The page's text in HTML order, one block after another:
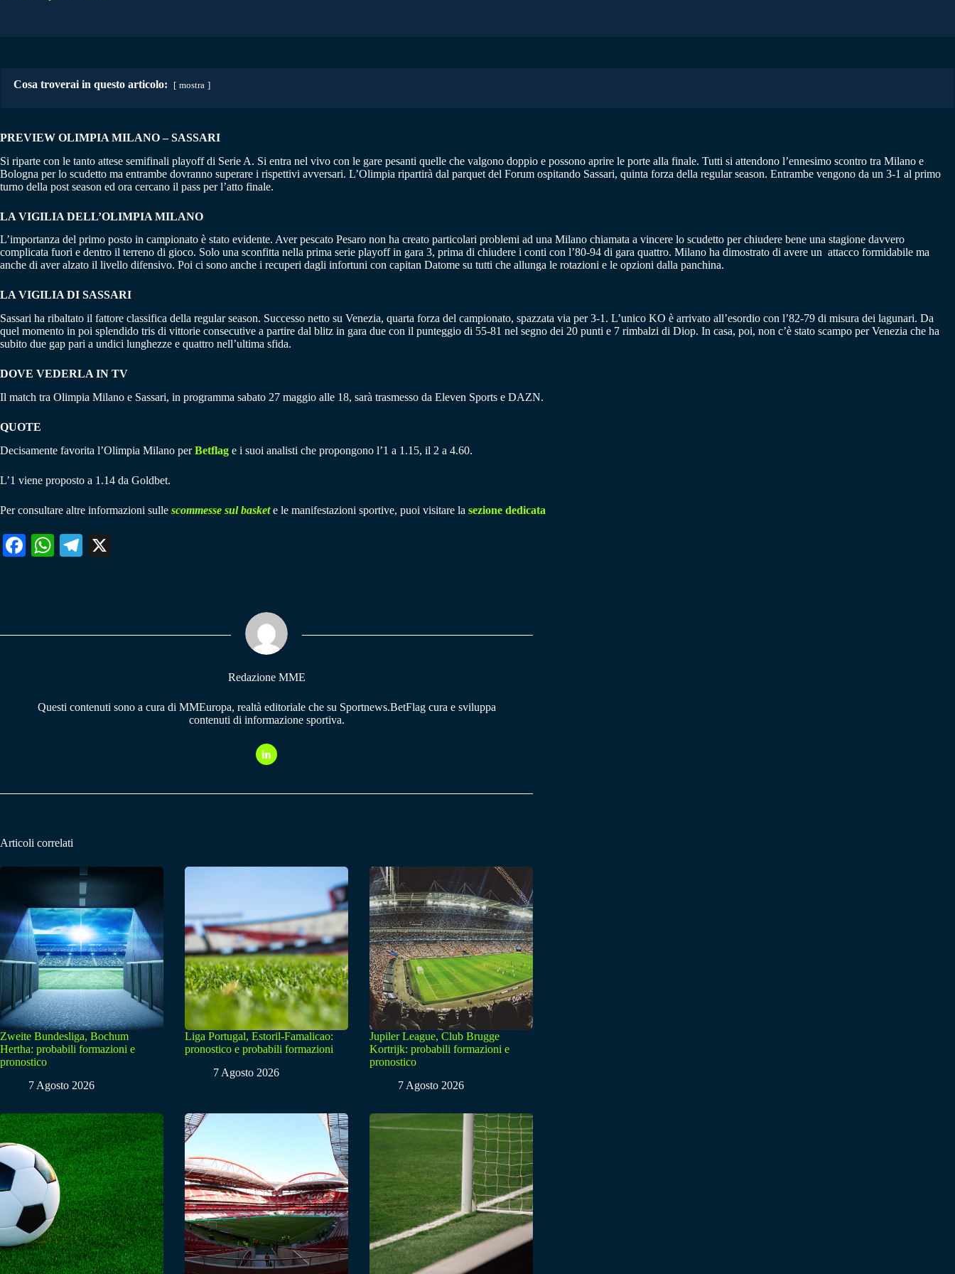
Cosa troverai in questo articolo: mostra
PREVIEW OLIMPIA MILANO – SASSARI
Si riparte con le tanto attese semifinali playoff di Serie A. Si entra nel vivo con le gare pesanti quelle che valgono doppio e possono aprire le porte alla finale. Tutti si attendono l’ennesimo scontro tra Milano e
Bologna per lo scudetto ma entrambe dovranno superare i rispettivi avversari. L’Olimpia ripartirà dal parquet del Forum ospitando Sassari, quinta forza della regular season. Entrambe vengono da un 3-1 al primo
turno della post season ed ora cercano il pass per l’atto finale.
LA VIGILIA DELL’OLIMPIA MILANO
L’importanza del primo posto in campionato è stato evidente. Aver pescato Pesaro non ha creato particolari problemi ad una Milano chiamata a vincere lo scudetto per chiudere bene una stagione davvero
complicata fuori e dentro il terreno di gioco. Solo una sconfitta nella prima serie playoff in gara 3, prima di chiudere i conti con l’80-94 di gara quattro. Milano ha dimostrato di avere un attacco formidabile ma
anche di aver alzato il livello difensivo. Poi ci sono anche i recuperi dagli infortuni con capitan Datome su tutti che allunga le rotazioni e le opzioni dalla panchina.
LA VIGILIA DI SASSARI
Sassari ha ribaltato il fattore classifica della regular season. Successo netto su Venezia, quarta forza del campionato, spazzata via per 3-1. L’unico KO è arrivato all’esordio con l’82-79 di misura dei lagunari. Da
quel momento in poi splendido tris di vittorie consecutive a partire dal blitz in gara due con il punteggio di 55-81 nel segno dei 20 punti e 7 rimbalzi di Diop. In casa, poi, non c’è stato scampo per Venezia che ha
subito due gap pari a undici lunghezze e quattro nell’ultima sfida.
DOVE VEDERLA IN TV
Il match tra Olimpia Milano e Sassari, in programma sabato 27 maggio alle 18, sarà trasmesso da Eleven Sports e DAZN.
QUOTE
Decisamente favorita l’Olimpia Milano perBetflag e i suoi analisti che propongono l’1 a 1.15, il 2 a 4.60.
L’1 viene proposto a 1.14 da Goldbet.
Per consultare altre informazioni sulle scommesse sul baskete le manifestazioni sportive, puoi visitare la sezione dedicata
Fa W
pp
Te
m
Redazione MME
Questi contenuti sono a cura di MMEuropa, realtà editoriale che su Sportnews.BetFlag cura e sviluppa
contenuti di informazione sportiva.
Articoli correlati
Zweite Bundesliga, Bochum
Hertha: probabili formazioni e
pronostico
7 Agosto 2026
Liga Portugal, Estoril-Famalicao:
pronostico e probabili formazioni
7 Agosto 2026
Jupiler League, Club Brugge
Kortrijk: probabili formazioni e
pronostico
7 Agosto 2026